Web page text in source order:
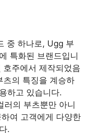
중 하나로, Ugg 부
특화된 브랜드입니
주에서 제작되었음
의 특징을 계승하
하고 있습니다.
의 부츠뿐만 아니
여 고객에게 다양한
.